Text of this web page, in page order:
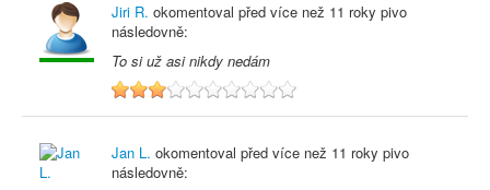
Jiri R. okomentoval před více než 11 roky pivo
následovně:
To si už asi nikdy nedám
3
Jan L. okomentoval před více než 11 roky pivo
následovně: